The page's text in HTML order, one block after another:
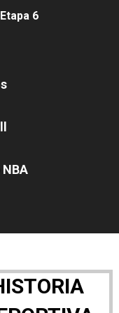
6
moderno 2026
Bretaña
2026 - Playoffs
2026 (París,
Heights ponen fin